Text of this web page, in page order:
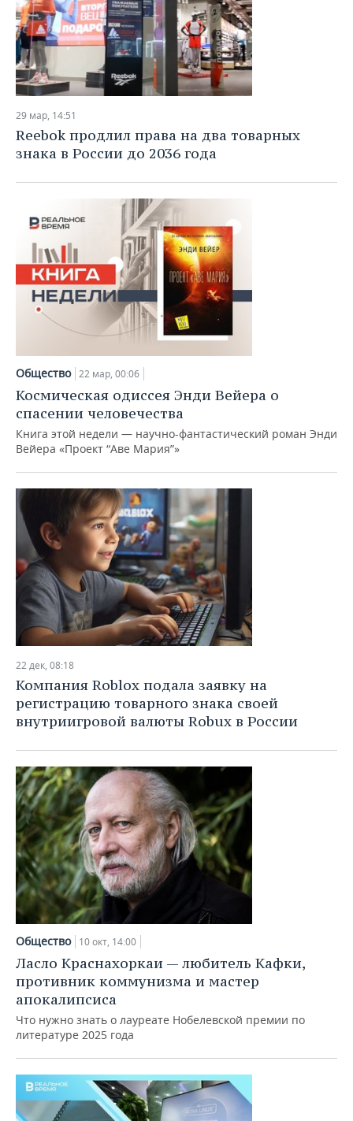
29 мар, 14:51
Reebok продлил права на два товарных
знака в России до 2036 года
Общество 22 мар, 00:06
Космическая одиссея Энди Вейера о
спасении человечества
Книга этой недели — научно-фантастический роман Энди
Вейера «Проект “Аве Мария”»
22 дек, 08:18
Компания Roblox подала заявку на
регистрацию товарного знака своей
внутриигровой валюты Robux в России
Общество 10 окт, 14:00
Ласло Краснахоркаи — любитель Кафки,
противник коммунизма и мастер
апокалипсиса
Что нужно знать о лауреате Нобелевской премии по
литературе 2025 года